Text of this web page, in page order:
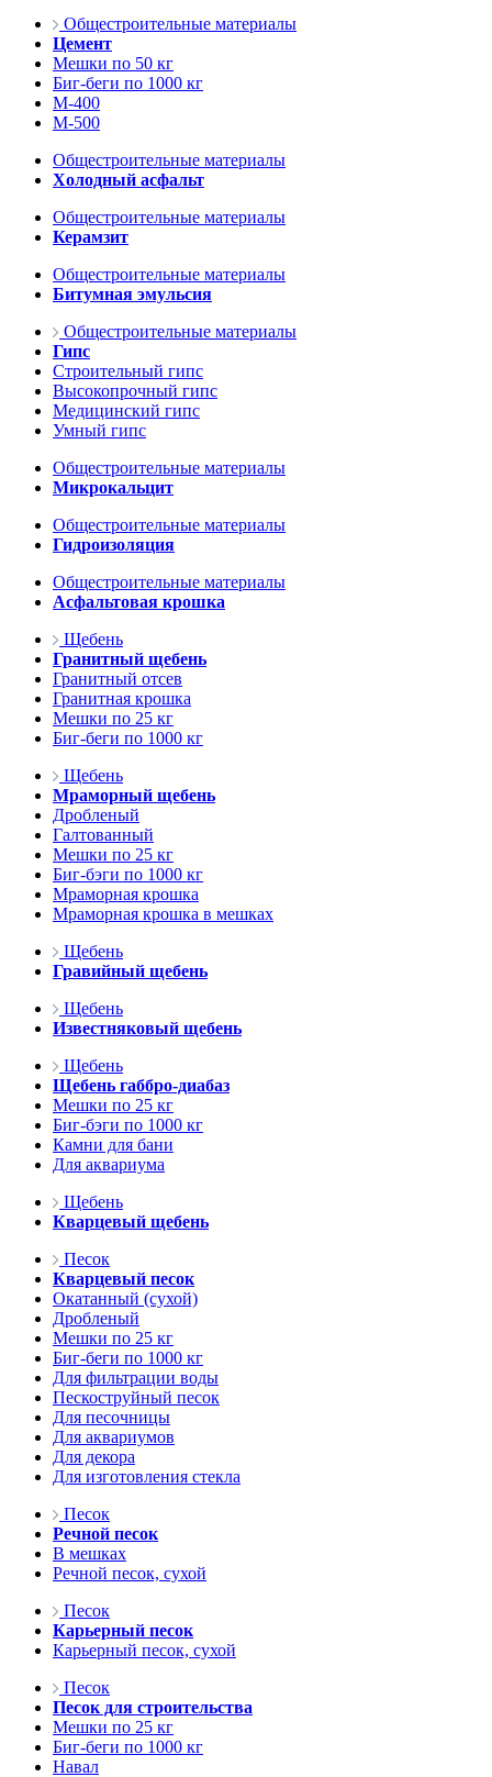
Общестроительные материалы
Цемент
Мешки по 50 кг
Биг-беги по 1000 кг
М-400
М-500
Общестроительные материалы
Холодный асфальт
Общестроительные материалы
Керамзит
Общестроительные материалы
Битумная эмульсия
Общестроительные материалы
Гипс
Строительный гипс
Высокопрочный гипс
Медицинский гипс
Умный гипс
Общестроительные материалы
Микрокальцит
Общестроительные материалы
Гидроизоляция
Общестроительные материалы
Асфальтовая крошка
Щебень
Гранитный щебень
Гранитный отсев
Гранитная крошка
Мешки по 25 кг
Биг-беги по 1000 кг
Щебень
Мраморный щебень
Дробленый
Галтованный
Мешки по 25 кг
Биг-бэги по 1000 кг
Мраморная крошка
Мраморная крошка в мешках
Щебень
Гравийный щебень
Щебень
Известняковый щебень
Щебень
Щебень габбро-диабаз
Мешки по 25 кг
Биг-бэги по 1000 кг
Камни для бани
Для аквариума
Щебень
Кварцевый щебень
Песок
Кварцевый песок
Окатанный (сухой)
Дробленый
Мешки по 25 кг
Биг-беги по 1000 кг
Для фильтрации воды
Пескоструйный песок
Для песочницы
Для аквариумов
Для декора
Для изготовления стекла
Песок
Речной песок
В мешках
Речной песок, сухой
Песок
Карьерный песок
Карьерный песок, сухой
Песок
Песок для строительства
Мешки по 25 кг
Биг-беги по 1000 кг
Навал